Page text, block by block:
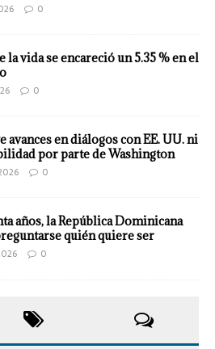
0
la vida se encareció un 5.35 % en el
0
avances en diálogos con EE. UU. ni
por parte de Washington
0
años, la República Dominicana
quién quiere ser
0